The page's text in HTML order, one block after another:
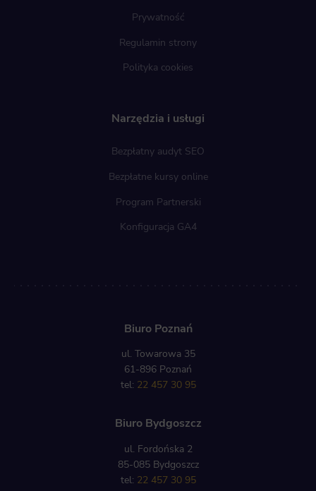
Prywatność
Regulamin strony
Polityka cookies
Narzędzia i usługi
Bezpłatny audyt SEO
Bezpłatne kursy online
Program Partnerski
Konfiguracja GA4
Biuro Poznań
ul. Towarowa 35
61-896 Poznań
tel: 22 457 30 95
Biuro Bydgoszcz
ul. Fordońska 2
85-085 Bydgoszcz
tel: 22 457 30 95